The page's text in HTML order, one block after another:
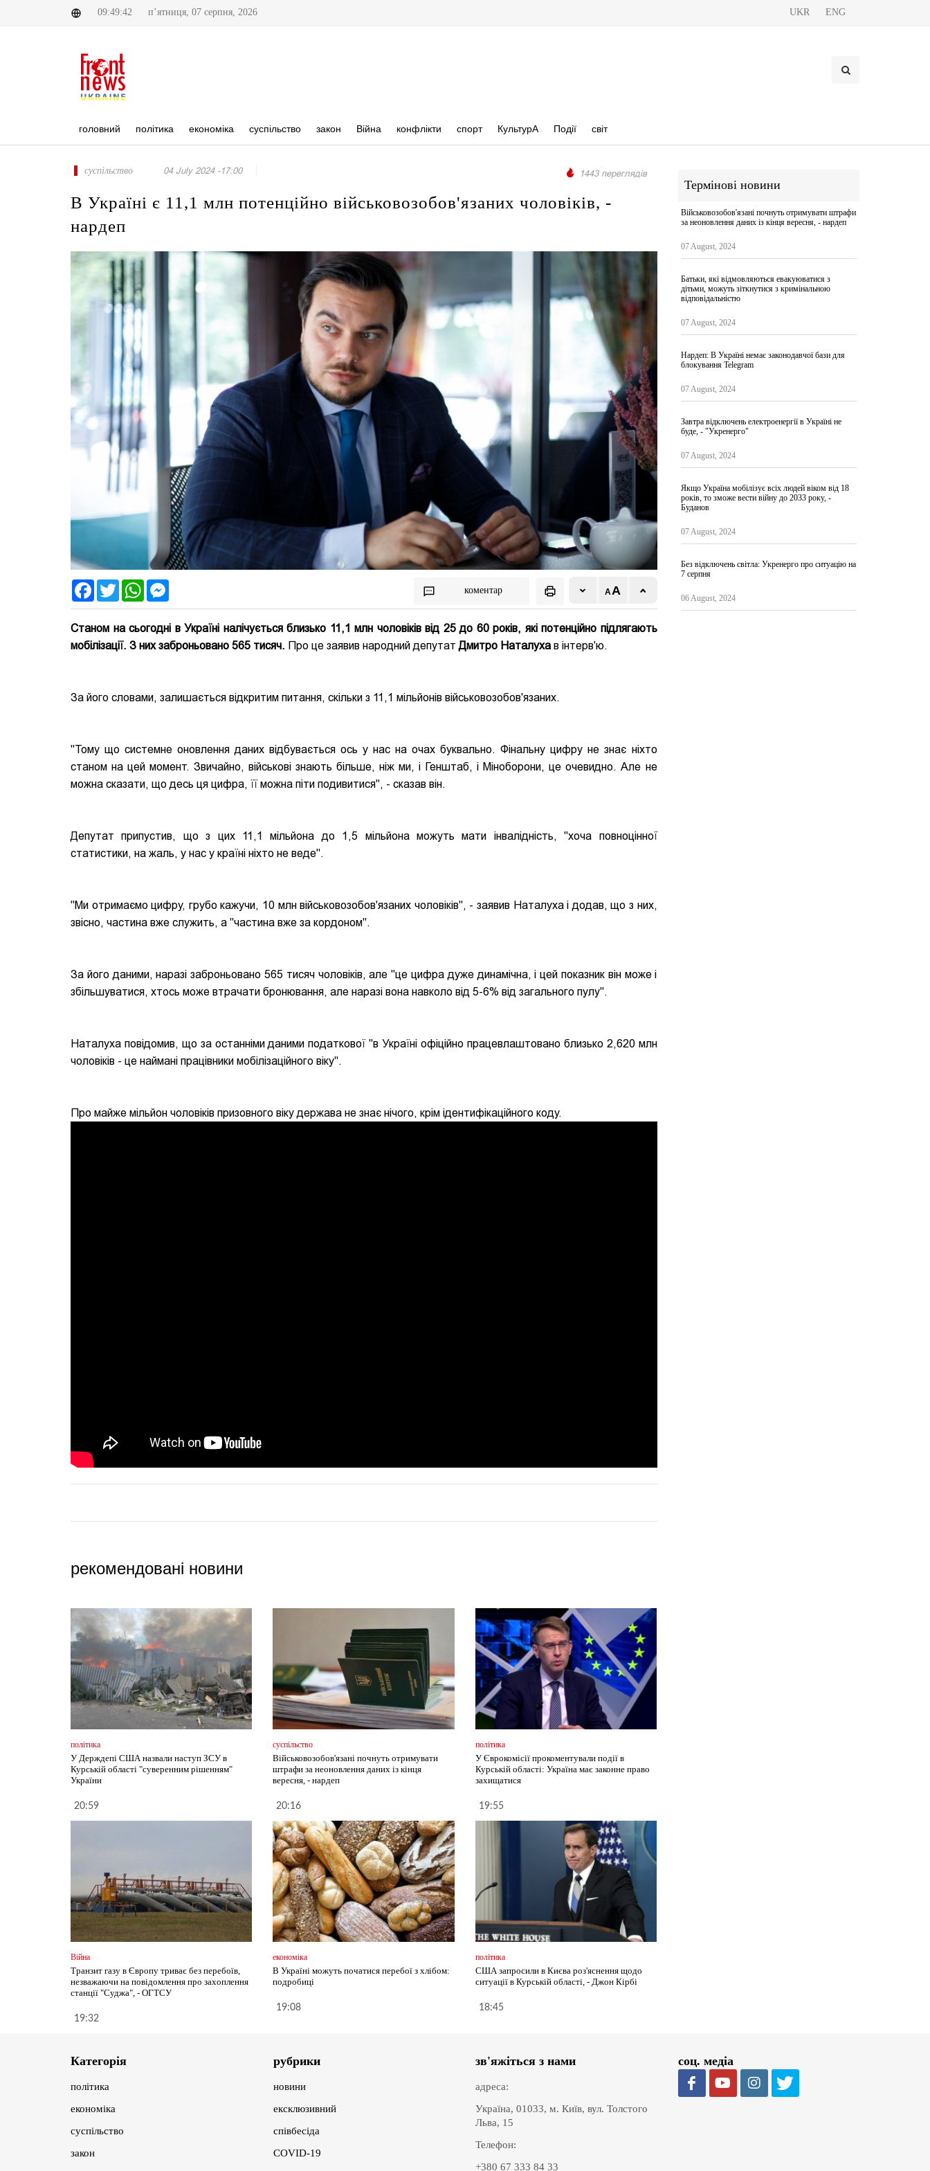
09:49:42 п’ятниця, 07 серпня, 2026 UKR ENG
головний політика економіка суспільство закон Війна конфлікти спорт КультурА Події світ
суспільство 04 July 2024 -17:00 1443 переглядів
В Україні є 11,1 млн потенційно військовозобов'язаних чоловіків, -
нардеп
FacebookTwitter WhatsApp коментар
Станом на сьогодні в Україні налічується близько 11,1 млн чоловіків від 25 до 60 років, які потенційно підлягають
мобілізації. З них заброньовано 565 тисяч. Про це заявив народний депутатДмитро Наталухав інтерв'ю.
За його словами, залишається відкритим питання, скільки з 11,1 мільйонів військовозобов'язаних.
"Тому що системне оновлення даних відбувається ось у нас на очах буквально. Фінальну цифру не знає ніхто
станом на цей момент. Звичайно, військові знають більше, ніж ми, і Генштаб, і Міноборони, це очевидно. Але не
можна сказати, що десь ця цифра, її можна піти подивитися", - сказав він.
Депутат припустив, що з цих 11,1 мільйона до 1,5 мільйона можуть мати інвалідність, "хоча повноцінної
статистики, на жаль, у нас у країні ніхто не веде".
"Ми отримаємо цифру, грубо кажучи, 10 млн військовозобов'язаних чоловіків", - заявив Наталуха і додав, що з них,
звісно, частина вже служить, а "частина вже за кордоном".
За його даними, наразі заброньовано 565 тисяч чоловіків, але "це цифра дуже динамічна, і цей показник він може і
збільшуватися, хтось може втрачати бронювання, але наразі вона навколо від 5-6% від загального пулу".
Наталуха повідомив, що за останніми даними податкової "в Україні офіційно працевлаштовано близько 2,620 млн
чоловіків - це наймані працівники мобілізаційного віку".
Про майже мільйон чоловіків призовного віку держава не знає нічого, крім ідентифікаційного коду.
рекомендовані новини
політика
У Держдепі США назвали наступ ЗСУ в
Курській області "суверенним рішенням"
України
20:59
суспільство
Військовозобов'язані почнуть отримувати
штрафи за неоновлення даних із кінця
вересня, - нардеп
20:16
політика
У Єврокомісії прокоментували події в
Курській області: Україна має законне право
захищатися
19:55
Війна
Транзит газу в Європу триває без перебоїв,
незважаючи на повідомлення про захоплення
станції "Суджа", - ОГТСУ
19:32
економіка
В Україні можуть початися перебої з хлібом:
подробиці
19:08
політика
США запросили в Києва роз'яснення щодо
ситуації в Курській області, - Джон Кірбі
18:45
Термінові новини
Військовозобов'язані почнуть отримувати штрафи
за неоновлення даних із кінця вересня, - нардеп
07 August, 2024
Батьки, які відмовляються евакуюватися з
дітьми, можуть зіткнутися з кримінальною
відповідальністю
07 August, 2024
Нардеп: В Україні немає законодавчої бази для
блокування Telegram
07 August, 2024
Завтра відключень електроенергії в Україні не
буде, - "Укренерго"
07 August, 2024
Якщо Україна мобілізує всіх людей віком від 18
років, то зможе вести війну до 2033 року, -
Буданов
07 August, 2024
Без відключень світла: Укренерго про ситуацію на
7 серпня
06 August, 2024
Категорія
політика
економіка
суспільство
закон
рубрики
новини
ексклюзивний
співбесіда
COVID-19
зв'яжіться з нами
адреса:
Україна, 01033, м. Київ, вул. Толстого
Льва, 15
Телефон:
+380 67 333 84 33
соц. медіа